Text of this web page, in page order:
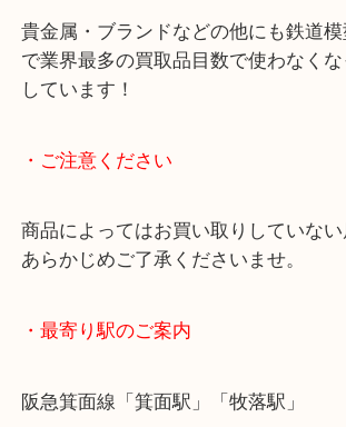
念5万円金貨をお買取りしました。